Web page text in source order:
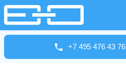
+7 495 476 43 76